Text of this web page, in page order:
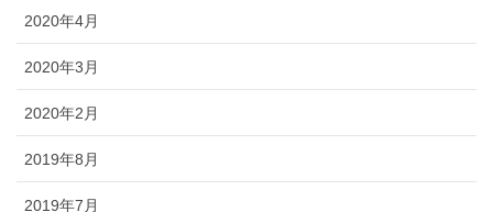
2020年4月
2020年3月
2020年2月
2019年8月
2019年7月